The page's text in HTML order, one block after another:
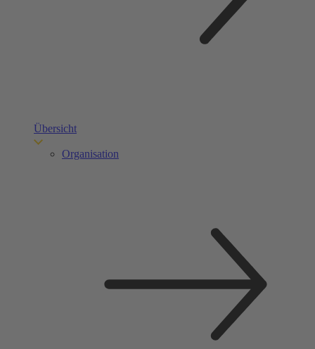
Übersicht
Organisation